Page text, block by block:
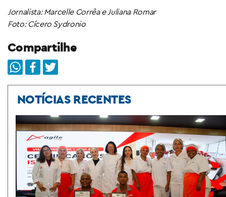
Jornalista: Marcelle Corrêa e Juliana Romar
Foto: Cícero Sydronio
Compartilhe
NOTÍCIAS RECENTES